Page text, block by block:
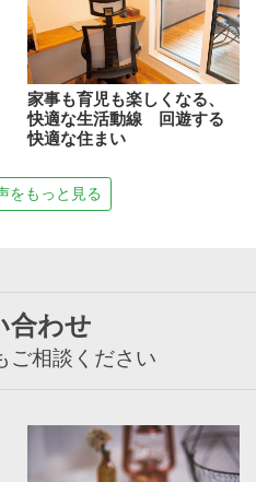
家事も育児も楽しくなる、
快適な生活動線 回遊する
快適な住まい
をもっと見る
合わせ
ご相談ください